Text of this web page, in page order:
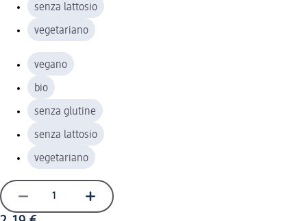
senza lattosio
vegetariano
vegano
bio
senza glutine
senza lattosio
vegetariano